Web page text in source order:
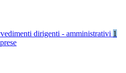
dirigenti - amministrativi 1